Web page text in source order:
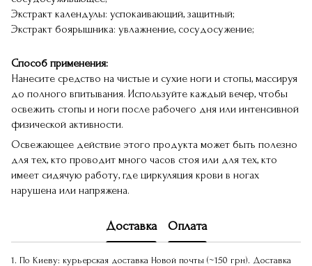
Экстракт календулы: успокаивающий, защитный;
Экстракт боярышника: увлажнение, сосудосужение;
Способ применения:
Нанесите средство на чистые и сухие ноги и стопы, массируя
до полного впитывания. Используйте каждый вечер, чтобы
освежить стопы и ноги после рабочего дня или интенсивной
физической активности.
Освежающее действие этого продукта может быть полезно
для тех, кто проводит много часов стоя или для тех, кто
имеет сидячую работу, где циркуляция крови в ногах
нарушена или напряжена.
Доставка Оплата
1. По Киеву: курьерская доставка Новой почты (~150 грн). Доставка